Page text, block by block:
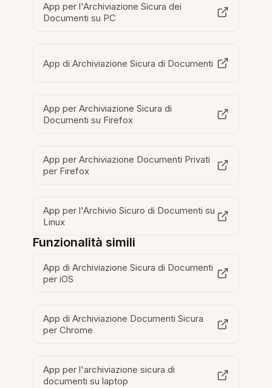
App per l'Archiviazione Sicura dei
Documenti su PC
App di Archiviazione Sicura di Documenti
App per Archiviazione Sicura di
Documenti su Firefox
App per Archiviazione Documenti Privati
per Firefox
App per l'Archivio Sicuro di Documenti su
Linux
Funzionalità simili
App di Archiviazione Sicura di Documenti
per iOS
App di Archiviazione Documenti Sicura
per Chrome
App per l'archiviazione sicura di
documenti su laptop